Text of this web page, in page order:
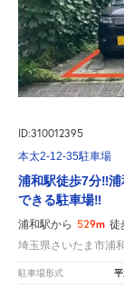
ID:310012395
本太2-12-35駐車場
浦和駅徒歩7分‼︎
できる駐車場‼︎
浦和駅から 529m 徒
埼玉県さいたま市浦
駐車場形式